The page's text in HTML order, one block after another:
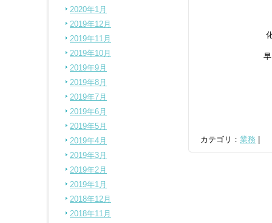
カテゴリ： 業務
2020年1月
2019年12月
2019年11月
2019年10月
2019年9月
2019年8月
2019年7月
2019年6月
2019年5月
2019年4月
2019年3月
2019年2月
2019年1月
2018年12月
2018年11月